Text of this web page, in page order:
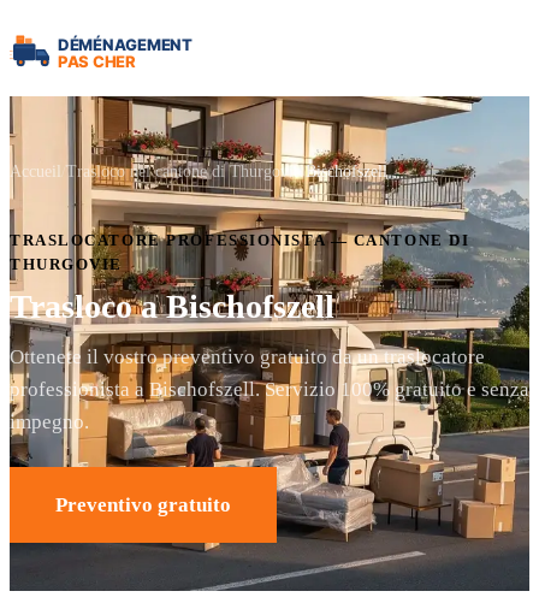
Accueil Trasloco nel cantone di Thurgovie Bischofszell
TRASLOCATORE PROFESSIONISTA — CANTONE DI
THURGOVIE
Trasloco a Bischofszell
Ottenete il vostro preventivo gratuito da un traslocatore
professionista a Bischofszell. Servizio 100% gratuito e senza
impegno.
Preventivo gratuito